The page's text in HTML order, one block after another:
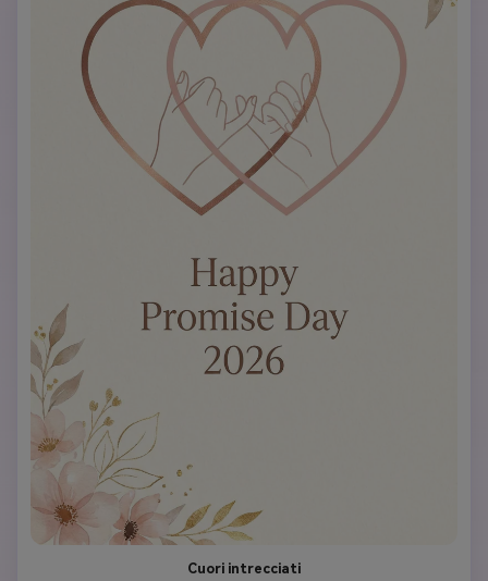
Cuori intrecciati